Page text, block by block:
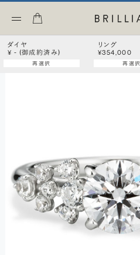
ダイヤ
¥ - (御成約済み)
再選択
リング
¥354,000
再選択